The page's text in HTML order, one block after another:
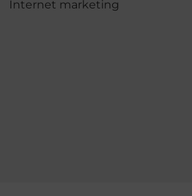
Internet marketing